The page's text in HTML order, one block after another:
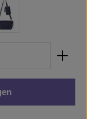
Glazed Dusk
Wert ein